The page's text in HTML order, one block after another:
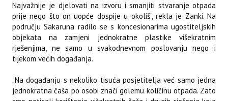
Najvažnije je djelovati na izvoru i smanjiti stvaranje otpada
prije nego što on uopće dospije u okoliš“, rekla je Zanki. Na
području Sakaruna radilo se s koncesionarima ugostiteljskih
objekata na zamjeni jednokratne plastike višekratnim
rješenjima, ne samo u svakodnevnom poslovanju nego i
tijekom većih događanja.
„Na događanju s nekoliko tisuća posjetitelja već samo jedna
jednokratna čaša po osobi znači golemu količinu otpada. Zato